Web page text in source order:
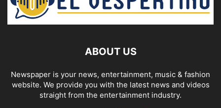
ABOUT US
Newspaper is your news, entertainment, music & fashion
website. We provide you with the latest news and videos
straight from the entertainment industry.